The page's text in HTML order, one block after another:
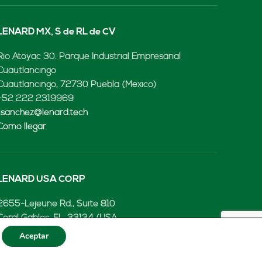
MX, S de RL de CV
Atoyac 30. Parque Industrial Empresarial
72730 Puebla (México)
222 2319969
llegar
USA CORP
Lejeune Rd., Suite 810
Gables, FL. 33134 (USA
222 2319969
Aceptar